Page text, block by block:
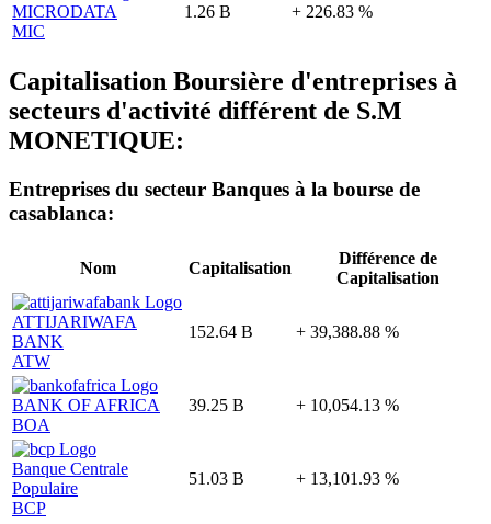
MICRODATA
MIC
1.26 B + 226.83 %
Capitalisation Boursière d'entreprises à
secteurs d'activité différent de S.M
MONETIQUE:
Entreprises du secteur Banques à la bourse de
casablanca:
Nom Capitalisation
Différence de
Capitalisation
ATTIJARIWAFA
BANK
ATW
152.64 B + 39,388.88 %
BANK OF AFRICA
BOA
39.25 B + 10,054.13 %
Banque Centrale
Populaire
BCP
51.03 B + 13,101.93 %